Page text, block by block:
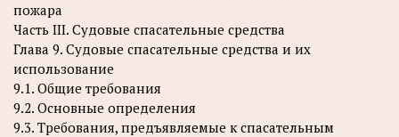
пожара
Часть III. Судовые спасательные средства
Глава 9. Судовые спасательные средства и их
использование
9.1. Общие требования
9.2. Основные определения
9.3. Требования, предъявляемые к спасательным